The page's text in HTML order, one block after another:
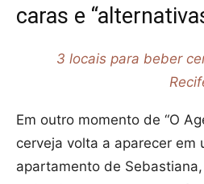
caras e
3 locais para beber
Em outro momento de “O
cerveja volta a aparecer em
apartamento de